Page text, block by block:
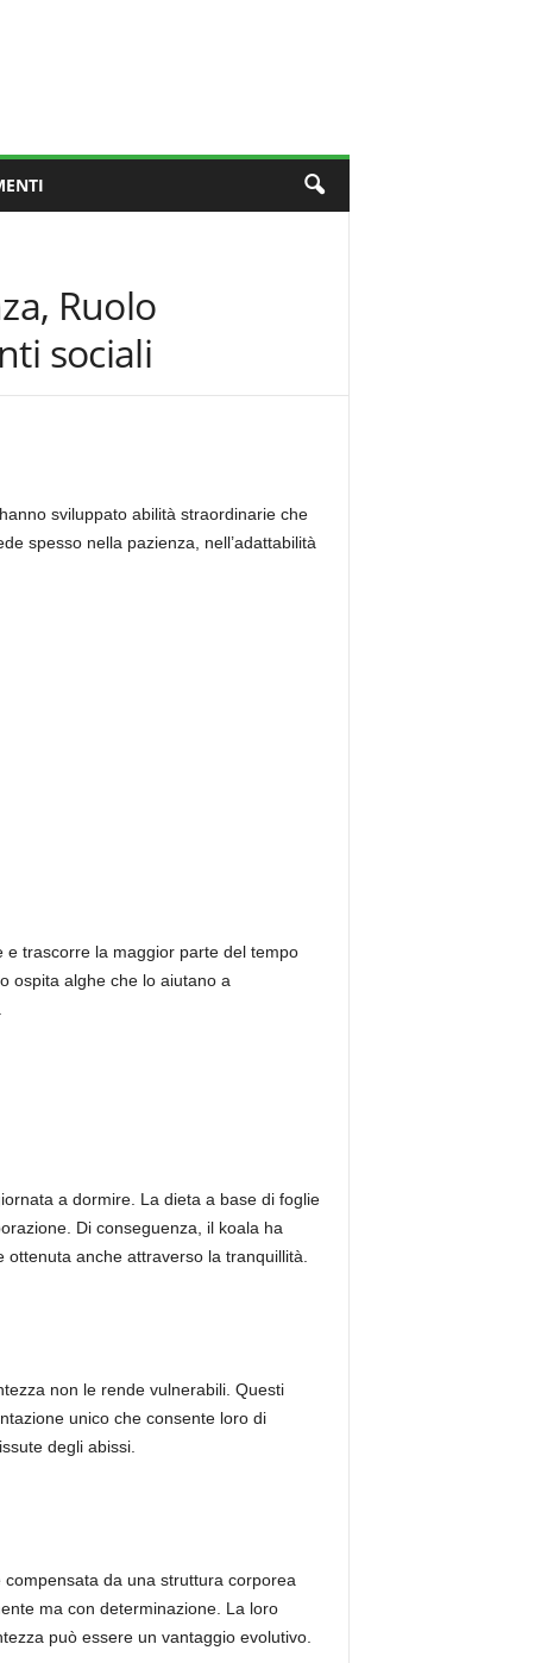
Ruolo
sociali
sviluppato abilità straordinarie che
spesso nella pazienza, nell’adattabilità
e trascorre la maggior parte del tempo
ospita alghe che lo aiutano a
a dormire. La dieta a base di foglie
Di conseguenza, il koala ha
anche attraverso la tranquillità.
non le rende vulnerabili. Questi
unico che consente loro di
degli abissi.
da una struttura corporea
ma con determinazione. La loro
può essere un vantaggio evolutivo.